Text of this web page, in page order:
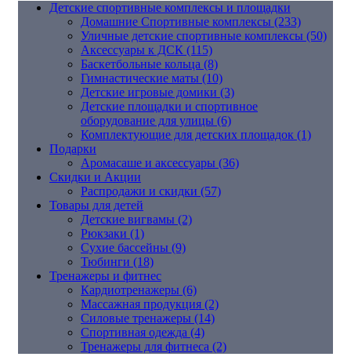
Детские спортивные комплексы и площадки
Домашние Спортивные комплексы (233)
Уличные детские спортивные комплексы (50)
Аксессуары к ДСК (115)
Баскетбольные кольца (8)
Гимнастические маты (10)
Детские игровые домики (3)
Детские площадки и спортивное
оборудование для улицы (6)
Комплектующие для детских площадок (1)
Подарки
Аромасаше и аксессуары (36)
Скидки и Акции
Распродажи и скидки (57)
Товары для детей
Детские вигвамы (2)
Рюкзаки (1)
Сухие бассейны (9)
Тюбинги (18)
Тренажеры и фитнес
Кардиотренажеры (6)
Массажная продукция (2)
Силовые тренажеры (14)
Спортивная одежда (4)
Тренажеры для фитнеса (2)